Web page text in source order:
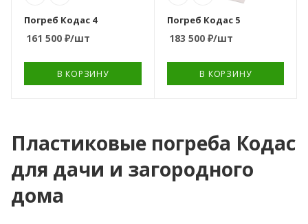
Погреб Кодас 4
161 500 ₽/шт
В КОРЗИНУ
Погреб Кодас 5
183 500₽/шт
В КОРЗИНУ
Пластиковые погреба Кодас
для дачи и загородного
дома